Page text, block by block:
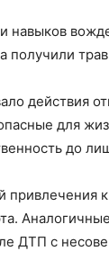
навыков
получили
действия
для
до
ДТП с